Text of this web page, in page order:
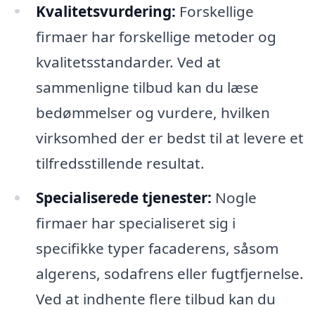
Kvalitetsvurdering: Forskellige
firmaer har forskellige metoder og
kvalitetsstandarder. Ved at
sammenligne tilbud kan du læse
bedømmelser og vurdere, hvilken
virksomhed der er bedst til at levere et
tilfredsstillende resultat.
Specialiserede tjenester: Nogle
firmaer har specialiseret sig i
specifikke typer facaderens, såsom
algerens, sodafrens eller fugtfjernelse.
Ved at indhente flere tilbud kan du